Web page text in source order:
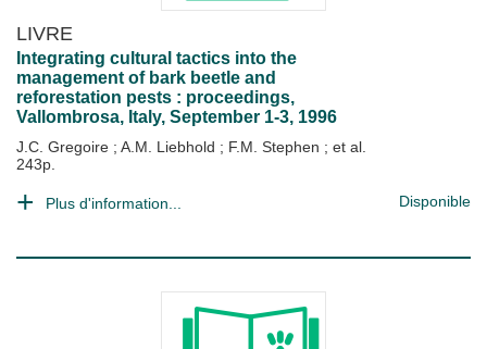
LIVRE
Integrating cultural tactics into the
management of bark beetle and
reforestation pests : proceedings,
Vallombrosa, Italy, September 1-3, 1996
J.C. Gregoire ; A.M. Liebhold ; F.M. Stephen ; et al.
243p.
Plus d'information... Disponible